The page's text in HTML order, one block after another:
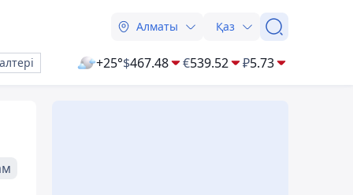
Алматы Қаз
+25°$467.48 €539.52 ₽5.73